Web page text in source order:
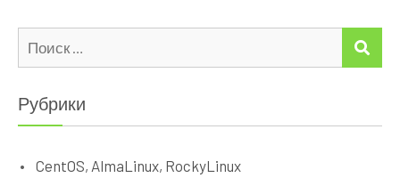
Искать:
Рубрики
CentOS, AlmaLinux, RockyLinux